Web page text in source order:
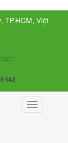
TP.HCM, Việt
642
Toggle
navigation